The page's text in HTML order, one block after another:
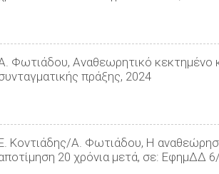
Φωτιάδου, Αναθεωρητικό κεκτημένο
πράξης, 2024
Κοντιάδης/Α. Φωτιάδου, Η
20 χρόνια μετά, σε: ΕφημΔΔ